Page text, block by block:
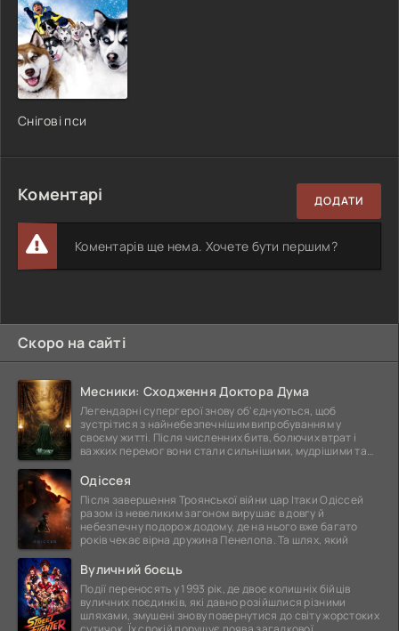
Снігові пси
Коментарі ДОДАТИ
Коментарів ще нема. Хочете бути першим?
Скоро на сайті
Месники: Сходження Доктора Дума
Легендарні супергерої знову об'єднуються, щоб
зустрітися з найнебезпечнішим випробуванням у
своєму житті. Після численних битв, болючих втрат і
важких перемог вони стали сильнішими, мудрішими та
Одіссея
Після завершення Троянської війни цар Ітаки Одіссей
разом із невеликим загоном вирушає в довгу й
небезпечну подорож додому, де на нього вже багато
років чекає вірна дружина Пенелопа. Та шлях, який
Вуличний боєць
Події переносять у 1993 рік, де двоє колишніх бійців
вуличних поєдинків, які давно розійшлися різними
шляхами, змушені знову повернутися до світу жорстоких